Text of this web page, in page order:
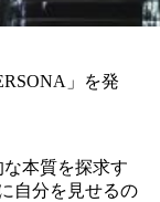
」を発
本質を探求す
自分を見せるの